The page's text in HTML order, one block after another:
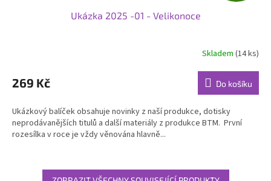
R
M
A
Ukázka 2025 -01 - Velikonoce
Skladem (14 ks)
269 Kč Do košíku
Ukázkový balíček obsahuje novinky z naší produkce, dotisky
neprodávanějších titulů a další materiály z produkce BTM. První
rozesílka v roce je vždy věnována hlavně...